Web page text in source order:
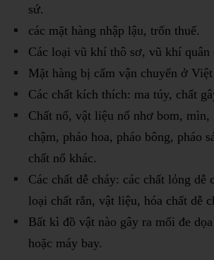
sứ.
các mặt hàng nhập lậu, trốn thuế.
Các loại vũ khí thô sơ, vũ khí
Mặt hàng bị cấm vận chuyển ở
Các chất kích thích: ma túy, chất
Chất nổ, vật liệu nổ nhơ bom,
chậm, pháo hoa, pháo bông, pháo
chất nổ khác.
Các chất dễ cháy: các chất lỏng dễ
loại chất rắn, vật liệu, hóa chất dễ
Bất kì đồ vật nào gây ra mối đe
hoặc máy bay.